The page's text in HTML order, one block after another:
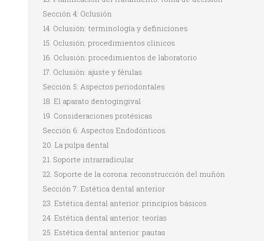
Sección 4: Oclusión
14. Oclusión: terminología y definiciones
15. Oclusión: procedimientos clínicos
16. Oclusión: procedimientos de laboratorio
17. Oclusión: ajuste y férulas
Sección 5: Aspectos periodontales
18. El aparato dentogingival
19. Consideraciones protésicas
Sección 6: Aspectos Endodónticos
20. La pulpa dental
21. Soporte intrarradicular
22. Soporte de la corona: reconstrucción del muñón
Sección 7: Estética dental anterior
23. Estética dental anterior: principios básicos
24. Estética dental anterior: teorías
25. Estética dental anterior: pautas